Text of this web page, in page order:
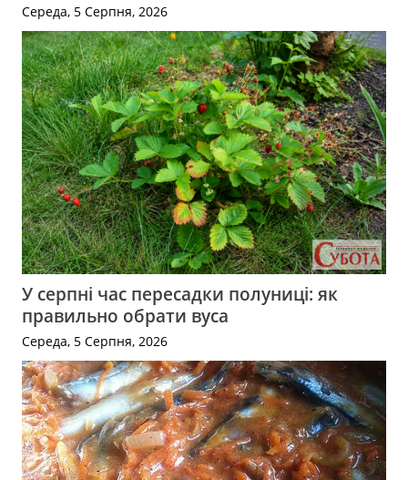
Середа, 5 Серпня, 2026
У серпні час пересадки полуниці: як
правильно обрати вуса
Середа, 5 Серпня, 2026